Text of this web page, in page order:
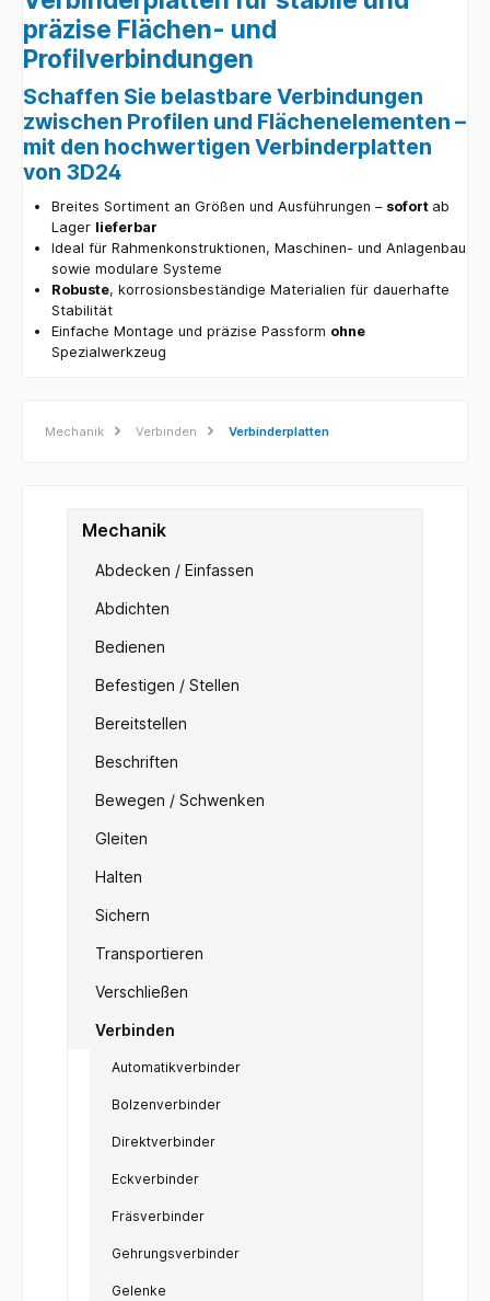
präzise Flächen- und
Profilverbindungen
Schaffen Sie belastbare Verbindungen
zwischen Profilen und Flächenelementen –
mit den hochwertigen Verbinderplatten
von 3D24
Breites Sortiment an Größen und Ausführungen – sofort ab
Lager lieferbar
Ideal für Rahmenkonstruktionen, Maschinen- und Anlagenbau
sowie modulare Systeme
Robuste, korrosionsbeständige Materialien für dauerhafte
Stabilität
Einfache Montage und präzise Passform ohne
Spezialwerkzeug
Mechanik Verbinden Verbinderplatten
Mechanik
Abdecken / Einfassen
Abdichten
Bedienen
Befestigen / Stellen
Bereitstellen
Beschriften
Bewegen / Schwenken
Gleiten
Halten
Sichern
Transportieren
Verschließen
Verbinden
Automatikverbinder
Bolzenverbinder
Direktverbinder
Eckverbinder
Fräsverbinder
Gehrungsverbinder
Gelenke